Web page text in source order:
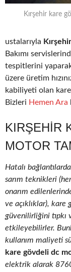
Kırşehir kare
ustalarıyla
Bakımı
tespitlerini
üzere üretim
kabiliyeti olan
Bizleri Hemen Ara
KIRŞEHIR
MOTOR
Hatalı
sarım teknikleri
onarım
ve açıklıklar), kare
güvenilirliğini
etkileyebilirler.
kullanım maliyeti
kare gövdeli dc
elektrik alarak